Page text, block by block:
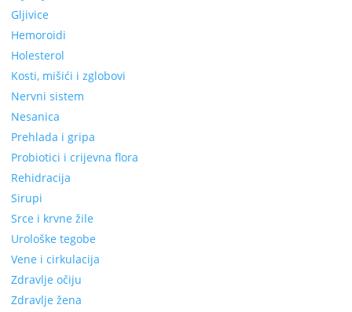
Gljivice
Hemoroidi
Holesterol
Kosti, mišići i zglobovi
Nervni sistem
Nesanica
Prehlada i gripa
Probiotici i crijevna flora
Rehidracija
Sirupi
Srce i krvne žile
Urološke tegobe
Vene i cirkulacija
Zdravlje očiju
Zdravlje žena